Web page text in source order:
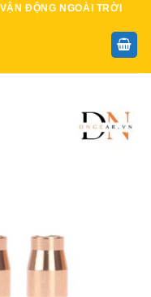
ĐỘNG NGOÀI TRỜI